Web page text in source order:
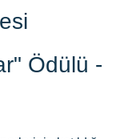
Ödülü -